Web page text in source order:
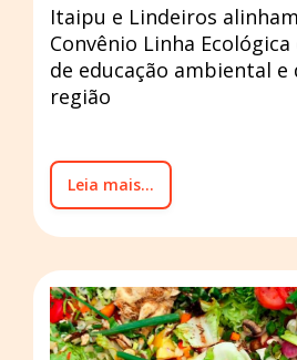
Itaipu e Lindeiros
Convênio Linha
de educação ambiental e
região
Leia mais...